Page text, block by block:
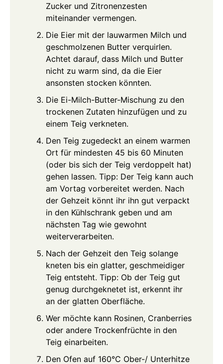
Zucker und Zitronenzesten
miteinander vermengen.
Die Eier mit der lauwarmen Milch und
geschmolzenen Butter verquirlen.
Achtet darauf, dass Milch und Butter
nicht zu warm sind, da die Eier
ansonsten stocken könnten.
Die Ei-Milch-Butter-Mischung zu den
trockenen Zutaten hinzufügen und zu
einem Teig verkneten.
Den Teig zugedeckt an einem warmen
Ort für mindesten 45 bis 60 Minuten
(oder bis sich der Teig verdoppelt hat)
gehen lassen. Tipp: Der Teig kann auch
am Vortag vorbereitet werden. Nach
der Gehzeit könnt ihr ihn gut verpackt
in den Kühlschrank geben und am
nächsten Tag wie gewohnt
weiterverarbeiten.
Nach der Gehzeit den Teig solange
kneten bis ein glatter, geschmeidiger
Teig entsteht. Tipp: Ob der Teig gut
genug durchgeknetet ist, erkennt ihr
an der glatten Oberfläche.
Wer möchte kann Rosinen, Cranberries
oder andere Trockenfrüchte in den
Teig einarbeiten.
Den Ofen auf 160°C Ober-/ Unterhitze